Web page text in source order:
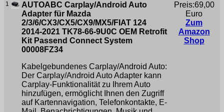
1
AUTOABC Carplay/Android Auto
Adapter für Mazda
2/3/6/CX3/CX5/CX9/MX5/FIAT 124
2014-2021 TK78-66-9U0C OEM Retrofit
Kit Passend Connect System
00008FZ34
Kabelgebundenes Carplay/Android Auto:
Der Carplay/Android Auto Adapter kann
Carplay-Funktionalität zu Ihrem Auto
hinzufügen, ermöglicht Ihnen den Zugriff
auf Kartennavigation, Telefonkontakte, E-
Preis:69,00
Euro
Zum
Amazon
Shop